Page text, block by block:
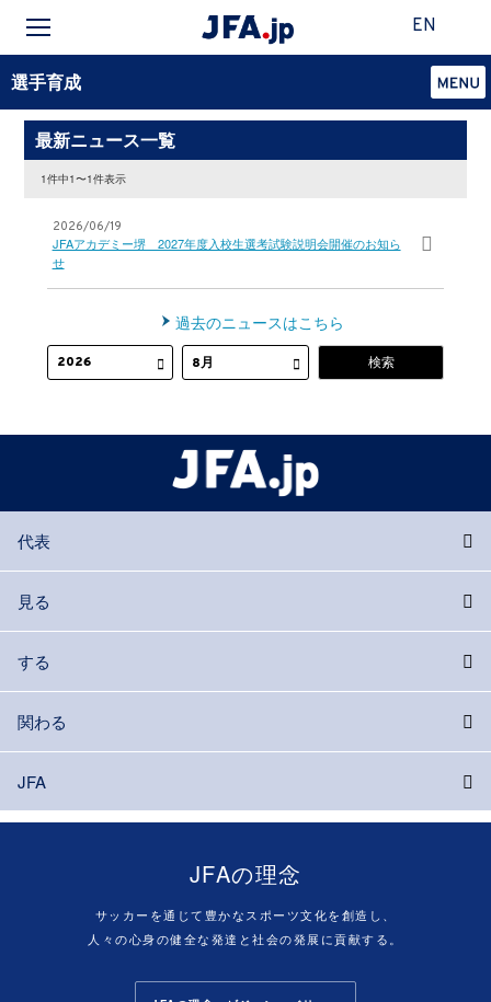
EN
選手育成
最新ニュース一覧
1件中1〜1件表示
2026/06/19
JFAアカデミー堺 2027年度入校生選考試験説明会開催のお知ら
せ
過去のニュースはこちら
代表
見る
する
関わる
JFA
JFAの理念
サッカーを通じて豊かなスポーツ文化を創造し、
人々の心身の健全な発達と社会の発展に貢献する。